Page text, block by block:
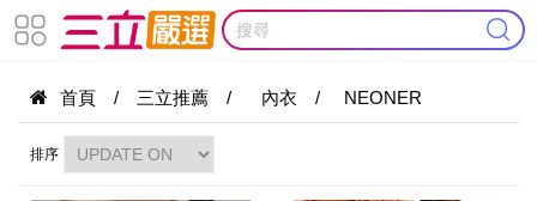
首頁 / 三立推薦 / 內衣 / NEONER
排序